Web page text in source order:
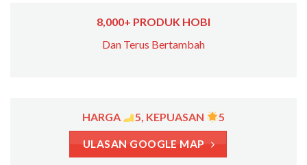
8,000+ PRODUK HOBI
Dan Terus Bertambah
HARGA 5, KEPUASAN 5
ULASAN GOOGLE MAP